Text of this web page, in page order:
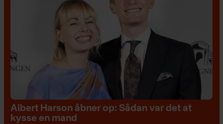
Albert Harson åbner op: Sådan var det at
kysse en mand